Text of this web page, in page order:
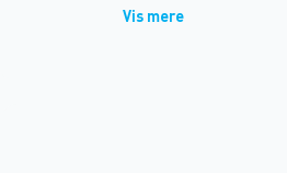
Vis mere